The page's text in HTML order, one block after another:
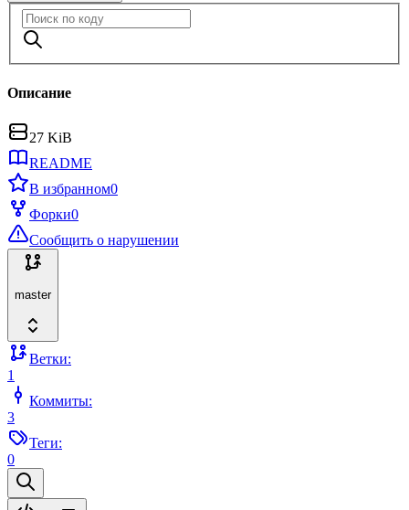
Описание
27 KiB
README
В избранном0
Форки0
Сообщить о нарушении
master
Ветки:
1
Коммиты:
3
Теги:
0